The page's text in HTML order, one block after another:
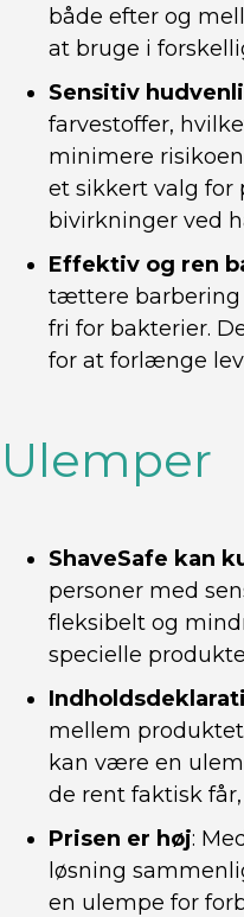
både efter og
at bruge i
Sensitiv
farvestoffer,
minimere
et sikkert valg for
bivirkninger ved
Effektiv og ren
tættere barbering
fri for bakterier.
for at forlænge
Ulemper
ShaveSafe kan
personer med
fleksibelt og
specielle
mellem
kan være en
de rent faktisk
Prisen er høj:
løsning
en ulempe for